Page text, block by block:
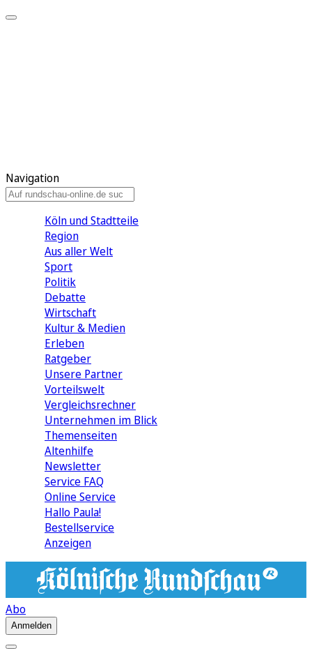
Navigation
Köln und Stadtteile
Region
Aus aller Welt
Sport
Politik
Debatte
Wirtschaft
Kultur & Medien
Erleben
Ratgeber
Unsere Partner
Vorteilswelt
Vergleichsrechner
Unternehmen im Blick
Themenseiten
Altenhilfe
Newsletter
Service FAQ
Online Service
Hallo Paula!
Bestellservice
Anzeigen
Abo
Anmelden